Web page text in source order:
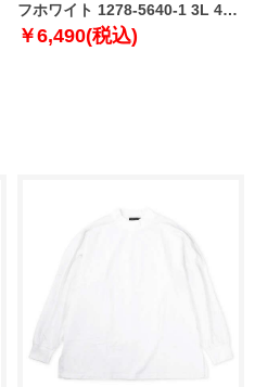
フホワイト 1278-5640-1 3L 4L
5L 6L
￥6,490(税込)